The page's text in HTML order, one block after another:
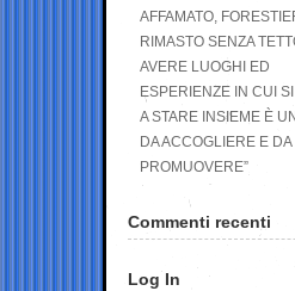
AFFAMATO,
RIMASTO SENZA
AVERE LUOGHI ED
ESPERIENZE IN CUI
A STARE INSIEME È
DA ACCOGLIERE E DA
PROMUOVERE”
Commenti recenti
Log In